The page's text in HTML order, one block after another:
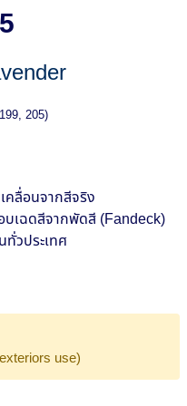
205)
คลื่อนจากสีจริง
บเฉดสีจากพัดสี (Fandeck)
วประเทศ
use)